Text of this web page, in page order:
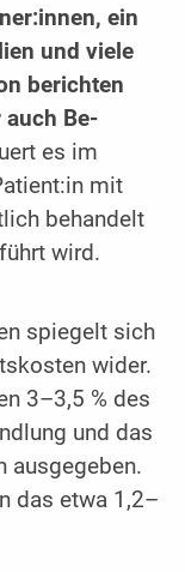
ein
und viele
berichten
auch Be­
es im
mit
behandelt
wird.
spiegelt sich
wider.
3–3,5 % des
und das
ausgegeben.
das etwa 1,2–